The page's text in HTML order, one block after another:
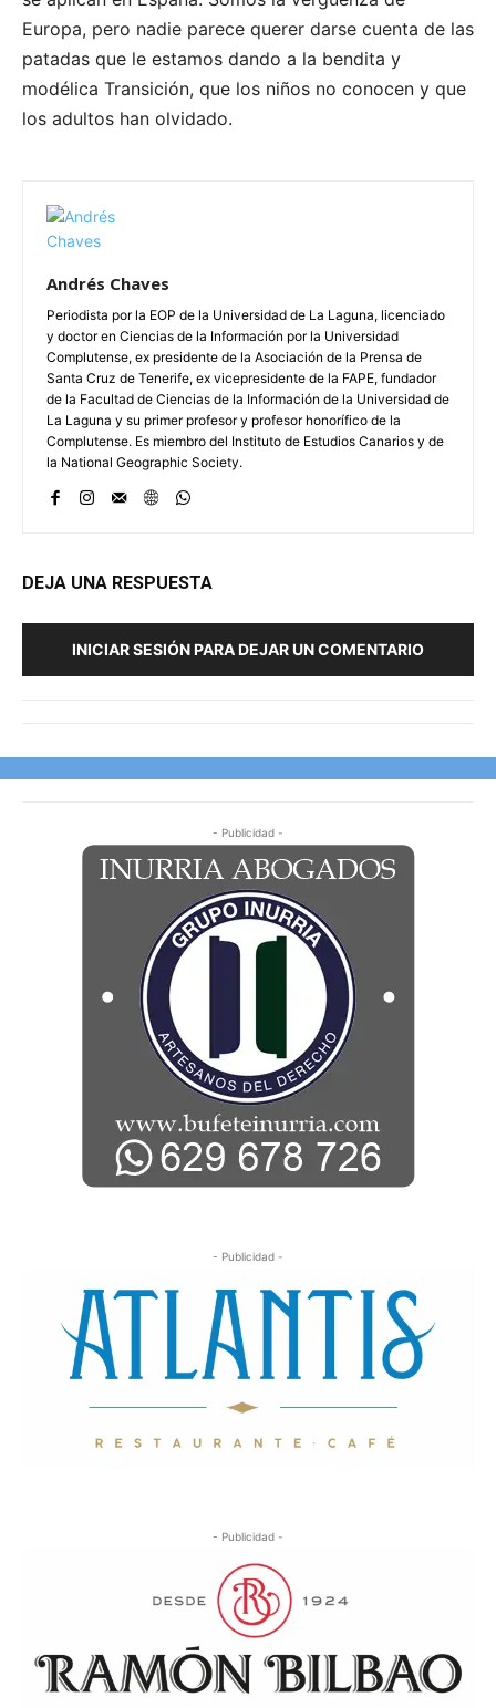
Europa, pero nadie parece querer darse cuenta de las
patadas que le estamos dando a la bendita y
modélica Transición, que los niños no conocen y que
los adultos han olvidado.
Andrés Chaves
Periodista por la EOP de la Universidad de La Laguna, licenciado
y doctor en Ciencias de la Información por la Universidad
Complutense, ex presidente de la Asociación de la Prensa de
Santa Cruz de Tenerife, ex vicepresidente de la FAPE, fundador
de la Facultad de Ciencias de la Información de la Universidad de
La Laguna y su primer profesor y profesor honorífico de la
Complutense. Es miembro del Instituto de Estudios Canarios y de
la National Geographic Society.
DEJA UNA RESPUESTA
INICIAR SESIÓN PARA DEJAR UN COMENTARIO
- Publicidad -
- Publicidad -
- Publicidad -